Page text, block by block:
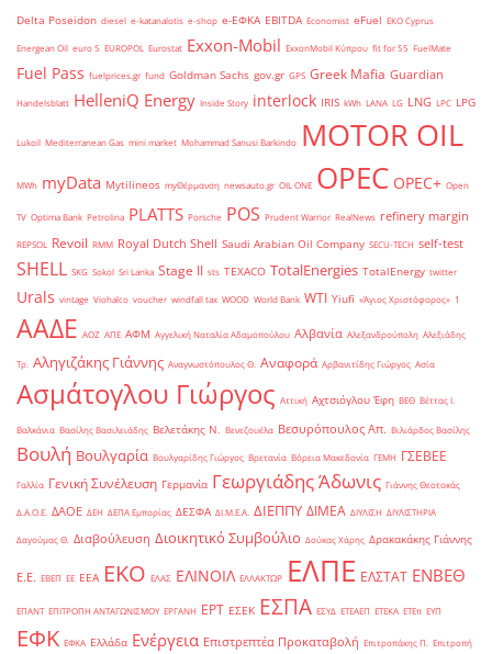
Delta Poseidon diesel e-katanalotis e-shop e-ΕΦΚΑ EBITDA Economist eFuel EKO Cyprus
Energean Oil euro 5 EUROPOL Eurostat Exxon-Mobil ExxonMobil Κύπρου fit for 55 FuelMate
Fuel Pass fuelprices.gr fund Goldman Sachs gov.gr GPS Greek Mafia Guardian
Handelsblatt HelleniQ Energy Inside Story interlock IRIS kWh LANA LG LNG LPC LPG
Lukoil Mediterranean Gas mini market Mohammad Sanusi Barkindo MOTOR OIL
MWh myData Mytilineos myΘέρμανση newsauto.gr OIL ONE OPEC OPEC+ Open
TV Optima Bank Petrolina PLATTS Porsche POS Prudent Warrior RealNews refinery margin
REPSOL Revoil RMM Royal Dutch Shell Saudi Arabian Oil Company SECU-TECH self-test
SHELL SKG Sokol Sri Lanka Stage II sts TEXACO TotalEnergies TotalEnergy twitter
Urals vintage Viohalco voucher windfall tax WOOD World Bank WTI Yiufi «Άγιος Χριστόφορος» ΄1
ΑΑΔΕ ΑΟΖ ΑΠΕ ΑΦΜ Αγγελική Ναταλία Αδαμοπούλου Αλβανία Αλεξανδρούπολη Αλεξιάδης
Τρ. Αληγιζάκης Γιάννης Αναγνωστόπουλος Θ. Αναφορά Αρβανιτίδης Γιώργος Ασία
Ασμάτογλου Γιώργος Αττική Αχτσιόγλου Έφη ΒΕΘ Βέττας Ι.
Βαλκάνια Βασίλης Βασιλειάδης Βελετάκης Ν. Βενεζουέλα Βεσυρόπουλος Απ. Βιλιάρδος Βασίλης
Βουλή Βουλγαρία Βουλγαρίδης Γιώργος Βρετανία Βόρεια Μακεδονία ΓΕΜΗ ΓΣΕΒΕΕ
Γαλλία Γενική Συνέλευση Γερμανία Γεωργιάδης Άδωνις Γιάννης Θεοτοκάς
Δ.Α.Ο.Ε. ΔΑΟΕ ΔΕΗ ΔΕΠΑ Εμπορίας ΔΕΣΦΑ ΔΙ.Μ.Ε.Α. ΔΙΕΠΠΥ ΔΙΜΕΑ ΔΙΥΛΙΣΗ ΔΙΥΛΙΣΤΗΡΙΑ
Δαγούμας Θ. Διαβούλευση Διοικητικό Συμβούλιο Δούκας Χάρης Δρακακάκης Γιάννης
Ε.Ε. ΕΒΕΠ ΕΕ ΕΕΑ ΕΚΟ ΕΛΑΣ ΕΛΙΝΟΙΛ ΕΛΛΑΚΤΩΡ ΕΛΠΕ ΕΛΣΤΑΤ ΕΝΒΕΘ
ΕΠΑΝΤ ΕΠΙΤΡΟΠΗ ΑΝΤΑΓΩΝΙΣΜΟΥ ΕΡΓΑΝΗ ΕΡΤ ΕΣΕΚ ΕΣΠΑ ΕΣΥΔ ΕΤΕΑΕΠ ΕΤΕΚΑ ΕΤΕπ ΕΥΠ
ΕΦΚ ΕΦΚΑ Ελλάδα Ενέργεια Επιστρεπτέα Προκαταβολή Επιτροπάκης Π. Επιτροπή